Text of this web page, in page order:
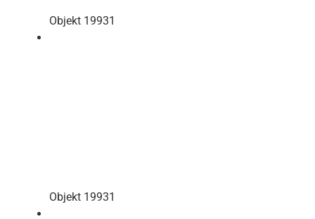
Objekt 19931
Objekt 19931